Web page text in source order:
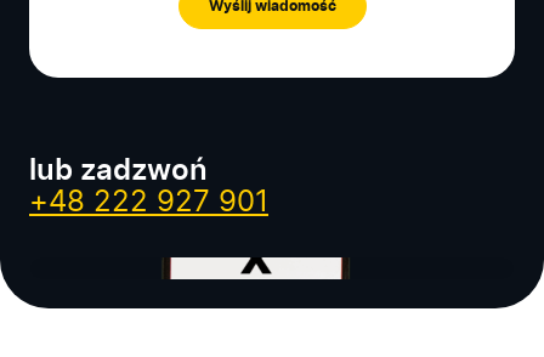
lub zadzwoń
+48 222 927 901